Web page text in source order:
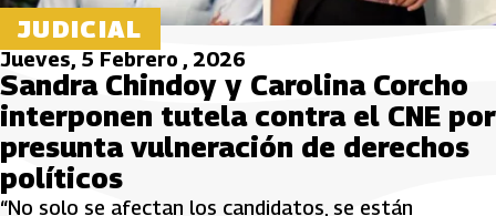
JUDICIAL
Jueves, 5 Febrero , 2026
Sandra Chindoy y Carolina Corcho
interponen tutela contra el CNE por
presunta vulneración de derechos
políticos
“No solo se afectan los candidatos, se están